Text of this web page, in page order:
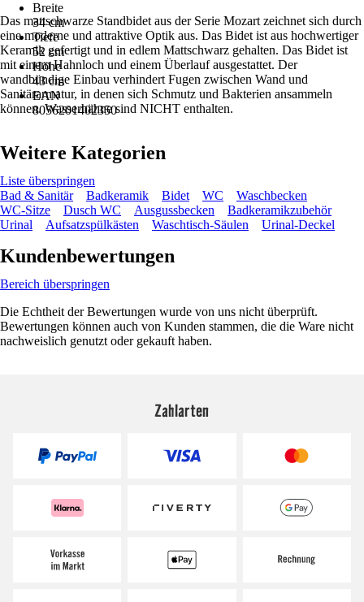
Breite
34 cm
Tiefe
52 cm
Höhe
43 cm
EAN
8056201402350
Das mattschwarze Standbidet aus der Serie Mozart zeichnet sich durch
eine moderne und attraktive Optik aus. Das Bidet ist aus hochwertiger
Keramik gefertigt und in edlem Mattschwarz gehalten. Das Bidet ist
mit einem Hahnloch und einem Überlauf ausgestattet. Der
wandbündige Einbau verhindert Fugen zwischen Wand und
Sanitärarmatur, in denen sich Schmutz und Bakterien ansammeln
können. Wasserhähne sind NICHT enthalten.
Weitere Kategorien
Liste überspringen
Bad & Sanitär
Badkeramik Bidet WC
Waschbecken
WC-Sitze
Dusch WC Ausgussbecken
Badkeramikzubehör
Urinal
Aufsatzspülkästen Waschtisch-Säulen Urinal-Deckel
Kundenbewertungen
Bereich überspringen
Die Echtheit der Bewertungen wurde von uns nicht überprüft.
Bewertungen können auch von Kunden stammen, die die Ware nicht
nachweislich genutzt oder gekauft haben.
Zahlarten